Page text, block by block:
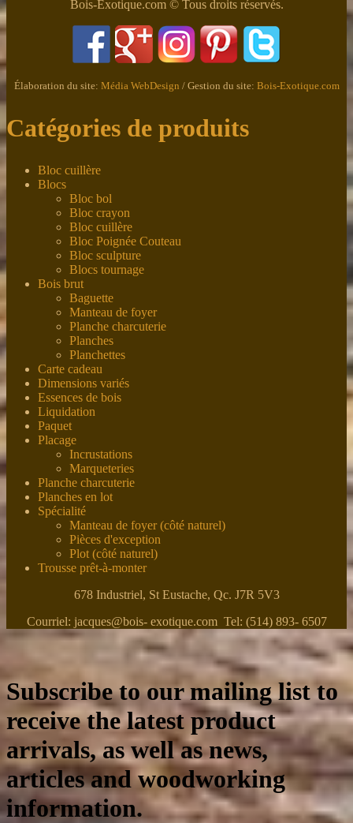
Bois-Exotique.com © Tous droits réservés.
Élaboration du site: Média WebDesign / Gestion du site: Bois-Exotique.com
Catégories de produits
Bloc cuillère
Blocs
Bloc bol
Bloc crayon
Bloc cuillère
Bloc Poignée Couteau
Bloc sculpture
Blocs tournage
Bois brut
Baguette
Manteau de foyer
Planche charcuterie
Planches
Planchettes
Carte cadeau
Dimensions variés
Essences de bois
Liquidation
Paquet
Placage
Incrustations
Marqueteries
Planche charcuterie
Planches en lot
Spécialité
Manteau de foyer (côté naturel)
Pièces d'exception
Plot (côté naturel)
Trousse prêt-à-monter
678 Industriel, St Eustache, Qc. J7R 5V3
Courriel: jacques@bois- exotique.com Tel: (514) 893- 6507
Subscribe to our mailing list to
receive the latest product
arrivals, as well as news,
articles and woodworking
information.